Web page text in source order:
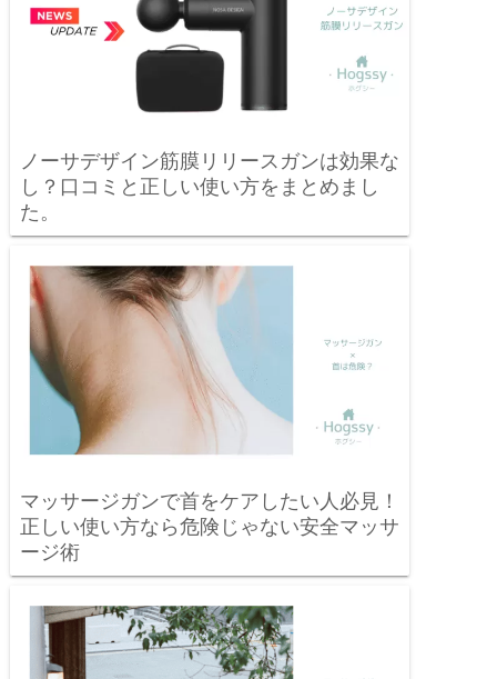
ノーサデザイン筋膜リリースガンは効果な
し？口コミと正しい使い方をまとめまし
た。
マッサージガンで首をケアしたい人必見！
正しい使い方なら危険じゃない安全マッサ
ージ術